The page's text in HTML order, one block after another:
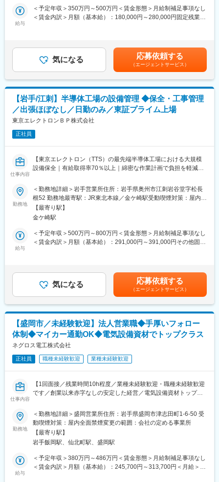
■組織体制
東北営業所には現在2名の営業マンが在籍しております。
・月平均残業時間10時間
・平均勤続年数20年
・平均有休取得日数15日
■同社の特徴：
同社は1903年に日本の酪農発祥の地、千葉県鴨川市で誕生した、
121年の歴史を誇るエンジニアリングメーカーです。
液体食品（牛乳やビール・ジュース・ヨーグルトなど）を作る工
場の設備や、液体食品の運搬に用いられるタンクローリーの設
おり、乳飲料など食品製造ライン、飲料輸送用機器などの分野に
おいて歴史があります。
業績不振や倒産などの可能性が低いのが魅力の１つです。
【変更の範囲：会社の定める業務】
変更の範囲：会社の定める業務
となります。
IoT製品の販売スキルの市場価値は上昇の一途を辿っており、同社
で得られるスキルも例外ではありません。完全未経験から市場価
【業務概要】
・提案資料作成
・顧客要望のヒアリング、製品提案
【その他補足情報】
・長期間の研修を用意しているため職種未経験＆技術的な知識が
・正社員登用は前提の採用です。就業態度に問題がなければ原則
登用となり、業界トップクラスシェアを誇る優良企業の正社員と
・業界トップクラスのIoT製品や医療システムに触れる事が可能で
す。また、販売スキルだけでなく薬局運営コンサルティングのス
【ポジションの魅力】
・同社の製品やシステムが、24時間止めてはならない医療現場の
安心安全や、医療従事者の負担軽減に大きく貢献しています。
製品が多数あります。寡占市場だからこそ、競合製品を使ってい
る顧客からいかにシェアを獲得するか、試行錯誤する面白さがあ
ーム一丸で取り組む環境も魅力です。
【同社について】
当社は売上高256億円、全国77拠点、従業員数570名規模を誇る調
剤機器メーカーです。1971年創業と半世紀以上歴史をもち、特に
1980年代から他社に先駆けてスウェーデンなどヨーロッパに販売
網を拡大してきました。国内だけでなく、海外での売上も安定的
に伸びているため経営が安定しています。
給与
＜予定年収＞350万円～500万円＜賃金形態＞月給制補足事項なし
＜賃金内訳＞月額（基本給）：180,000円～280,000円固定残業手
＞※給与詳細は、年齢・スキルを考慮し決定します。■昇給：年1
回■賞与：年2回年収420万円／30歳 経験5年年収500万円／32歳
経験7年賃金はあくまでも目安の金額であり、選考を通じて上下す
る可能性があります。月給(月額)は固定手当を含めた表記です。
気になる 応募依頼する
（エージェントサービス）
【岩手/江刺】半導体工場の設備管理 ◆保全・工事管理
／出張ほぼなし／日勤のみ／東証プライム上場
東京エレクトロンＢＰ株式会社
正社員
仕事内容
【東京エレクトロン（TTS）の最先端半導体工場における大規模
設備保全｜有給取得率70％以上｜綿密な作業計画で負担を軽減
■業務内容
東京エレクトロン テクノロジーソリューションズ（TTS）の最先
端半導体工場において、生産活動を支えるファシリティ（工場イ
ンフラ）の管理業務をお任せします。
ご経験や適性に応じて設備管理または工事管理をご担当いただき
ます。将来的には双方の業務を経験することも可能です。
＜建物・設備の管理業務＞
・年間保守計画の策定および定期点検・整備
・工場設備・廃水処理設備等の運転管理
・対象設備：建屋、電気設備、空調・排気設備、ガス供給設備、
主にクリーンルーム内の開発装置に関する設備工事を担当しま
す。
・設備・建屋の修繕工事（保全・改修）
・開発装置への工場設備接続工事
請求処理
※配属先工場により担当設備は異なります。
■本求人の魅力
（1）専門性を高められる環境
分かれており、ご経験やご希望を考慮のうえ担当を決定します。
専門部会や資格取得支援、勉強会を通じて継続的なスキルアップ
が可能。最先端半導体工場のインフラを担う技術者として専門性
を磨ける環境です。
設備管理・工事管理のいずれかからスタートし、ご希望や適性に
応じて双方の業務を経験できます。幅広い経験を身につけられま
勤務地
＜勤務地詳細＞岩手営業所住所：岩手県奥州市江刺岩谷堂字松長
根52 勤務地最寄駅：JR東北本線／金ケ崎駅受動喫煙対策：屋内全
面禁煙変更の範囲：会社の定める事業所
【最寄り駅】
金ケ崎駅
給与
＜予定年収＞500万円～800万円＜賃金形態＞月給制補足事項なし
＜賃金内訳＞月額（基本給）：291,000円～391,000円その他固定
■昇給：年1回■賞与：年2回賃金はあくまでも目安の金額であり、
選考を通じて上下する可能性があります。月給(月額)は固定手当を
気になる 応募依頼する
（エージェントサービス）
【盛岡市／未経験歓迎】法人営業職◆手厚いフォロー
体制◆マイカー通勤OK◆電気設備資材でトップクラス
ネグロス電工株式会社
正社員 職種未経験歓迎 業種未経験歓迎
仕事内容
【1回面接／残業時間10h程度／業種未経験歓迎・職種未経験歓迎
です／創業以来赤字なしの安定した経営／電気設備資材トップク
■ミッション
岩手・秋田・青森の3県を営業エリアとして、代理店、建築現場
（新築、改修）への営業です。
代理店へは当社商品の在庫および案件情報を得るために定期訪
問。
建築現場（設備業者／サブコン）を訪問し、当社商品の採用依
頼、特注品の打合せ、工事業者の困りごとを確認して、現場作業
勤務地
＜勤務地詳細＞盛岡営業所住所：岩手県盛岡市津志田町1-6-50 受
動喫煙対策：屋内全面禁煙変更の範囲：会社の定める事業所
【最寄り駅】
岩手飯岡駅、仙北町駅、盛岡駅
給与
＜予定年収＞380万円～486万円＜賃金形態＞月給制補足事項なし
＜賃金内訳＞月額（基本給）：245,700円～313,700円＜月給＞